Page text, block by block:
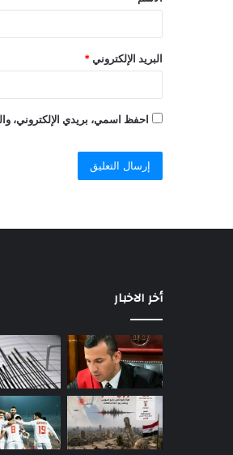
البريد الإلكتروني *
احفظ اسمي، بريدي الإلكتروني،
أخر الاخبار
«مبيردش
على
التليفون»..
اختفاء
نجم
الزمالك
يثير